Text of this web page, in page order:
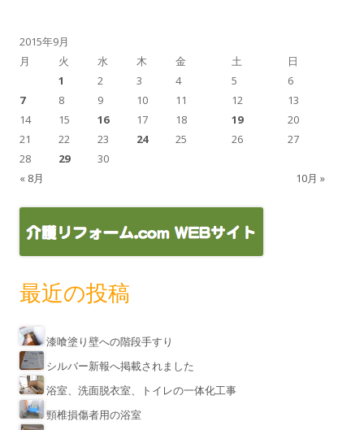
2015年9月
月
火 水 木 金 土 日
« 8月 10月 »
1 2 3 4 5
6
7
8 9 10 11 12
13
14
15 16 17 18 19
20
21
22 23 24 25 26
27
28
29 30
最近の投稿
漆喰塗り壁への階段手すり
シルバー新報へ掲載されました
浴室、洗面脱衣室、トイレの一体化工事
頸椎損傷者用の浴室